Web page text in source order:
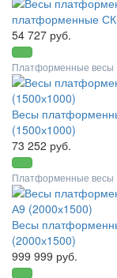
платформенные
54 727 руб.
Платформенные весы
Весы
(1500х1000)
73 252 руб.
Платформенные весы
Весы
(2000х1500)
999 999 руб.